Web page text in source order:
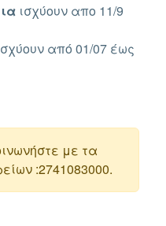
ισχύουν απο 11/9
από 01/07 έως
με τα
:2741083000.